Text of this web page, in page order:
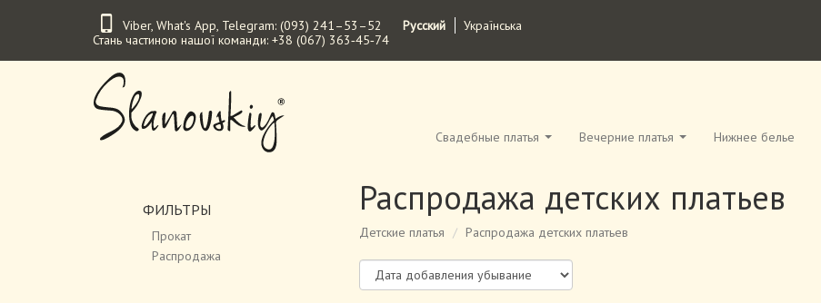
содержанию
Viber,What's App, Telegram:(093) 241–53–52
Стань частиною нашої команди: +38 (067) 363‑45‑74
Русский Українська
Свадебные платья Вечерние платья Нижнее белье
ФИЛЬТРЫ
Прокат
Распродажа
Распродажа детских платьев
Детские платья Распродажа детских платьев